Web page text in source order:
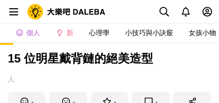
個人 新 心理學 小技巧與小訣竅 女孩小物
15 位明星戴背鏈的絕美造型
人